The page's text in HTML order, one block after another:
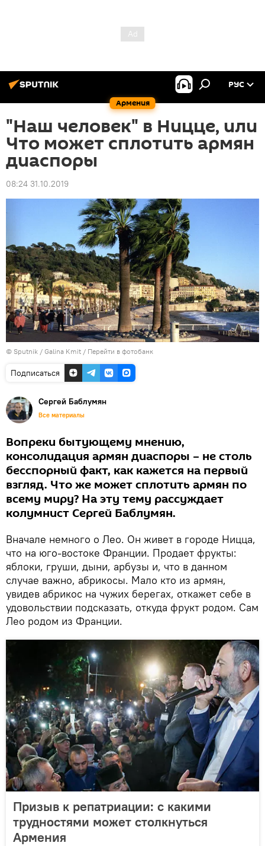
Армения
РУС
"Наш человек" в Ницце, или
Что может сплотить армян
диаспоры
08:24 31.10.2019
© Sputnik / Galina Kmit / Перейти в фотобанк
Подписаться
Сергей Баблумян
Все материалы
Вопреки бытующему мнению,
консолидация армян диаспоры – не столь
бесспорный факт, как кажется на первый
взгляд. Что же может сплотить армян по
всему миру? На эту тему рассуждает
колумнист Сергей Баблумян.
Вначале немного о Лео. Он живет в городе Ницца,
что на юго-востоке Франции. Продает фрукты:
яблоки, груши, дыни, арбузы и, что в данном
случае важно, абрикосы. Мало кто из армян,
увидев абрикос на чужих берегах, откажет себе в
удовольствии подсказать, откуда фрукт родом. Сам
Лео родом из Франции.
Призыв к репатриации: с какими
трудностями может столкнуться
Армения